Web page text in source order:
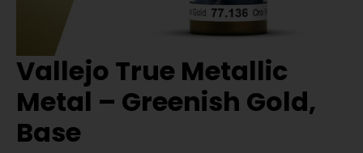
Vallejo True Metallic
Metal – Greenish Gold,
Base